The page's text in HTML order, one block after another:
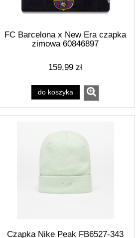
Koszulka męska Ozoshi TSH04
czarna OZ93791
Cena regularna:59,00 zł
Najniższa cena:53,10 zł
FC Barcelona x New Era czapka
zimowa 60846897
159,99 zł
do koszyka
Czapka Nike Peak FB6527-343